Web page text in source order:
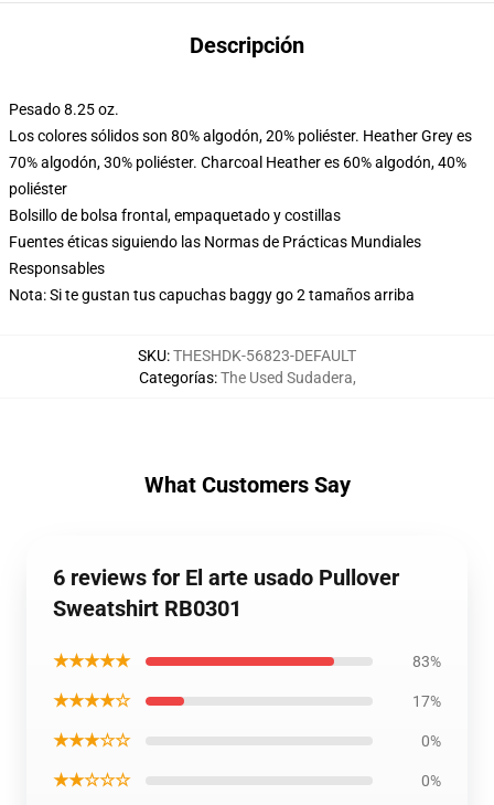
Descripción
Pesado 8.25 oz.
Los colores sólidos son 80% algodón, 20% poliéster. Heather Grey es
70% algodón, 30% poliéster. Charcoal Heather es 60% algodón, 40%
poliéster
Bolsillo de bolsa frontal, empaquetado y costillas
Fuentes éticas siguiendo las Normas de Prácticas Mundiales
Responsables
Nota: Si te gustan tus capuchas baggy go 2 tamaños arriba
SKU:THESHDK-56823-DEFAULT
Categorías:The Used Sudadera,
What Customers Say
6 reviews for El arte usado Pullover
Sweatshirt RB0301
★★★★★ 83%
★★★★☆ 17%
★★★☆☆ 0%
★★☆☆☆ 0%